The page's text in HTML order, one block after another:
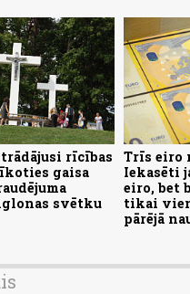
rīcības
gaisa
svētku
Trīs eiro
Iekasēti
eiro, bet
tikai
pārējā